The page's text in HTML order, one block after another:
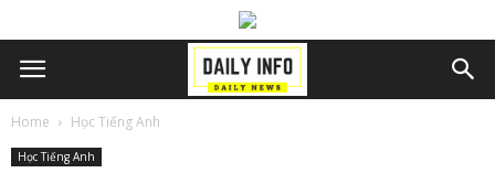
Home Học Tiếng Anh
Học Tiếng Anh